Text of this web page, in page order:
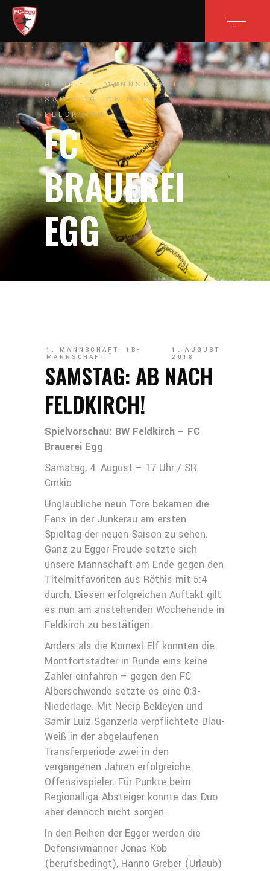
HOME
1. MANNSCHAFT
SAMSTAG: AB NACH
FELDKIRCH!
FC
BRAUEREI
EGG
1. MANNSCHAFT, 1B-
MANNSCHAFT
1. AUGUST
2018
SAMSTAG: AB NACH
FELDKIRCH!
Spielvorschau: BW Feldkirch – FC
Brauerei Egg
Samstag, 4. August – 17 Uhr / SR
Crnkic
Unglaubliche neun Tore bekamen die
Fans in der Junkerau am ersten
Spieltag der neuen Saison zu sehen.
Ganz zu Egger Freude setzte sich
unsere Mannschaft am Ende gegen den
Titelmitfavoriten aus Röthis mit 5:4
durch. Diesen erfolgreichen Auftakt gilt
es nun am anstehenden Wochenende in
Feldkirch zu bestätigen.
Anders als die Kornexl-Elf konnten die
Montfortstädter in Runde eins keine
Zähler einfahren – gegen den FC
Alberschwende setzte es eine 0:3-
Niederlage. Mit Necip Bekleyen und
Samir Luiz Sganzerla verpflichtete Blau-
Weiß in der abgelaufenen
Transferperiode zwei in den
vergangenen Jahren erfolgreiche
Offensivspieler. Für Punkte beim
Regionalliga-Absteiger konnte das Duo
aber dennoch nicht sorgen.
In den Reihen der Egger werden die
Defensivmänner Jonas Köb
(berufsbedingt), Hanno Greber (Urlaub)